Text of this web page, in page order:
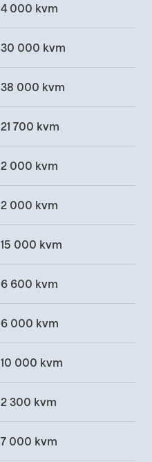
4 000 kvm
30 000 kvm
38 000 kvm
21 700 kvm
2 000 kvm
2 000 kvm
15 000 kvm
6 600 kvm
6 000 kvm
10 000 kvm
2 300 kvm
7 000 kvm